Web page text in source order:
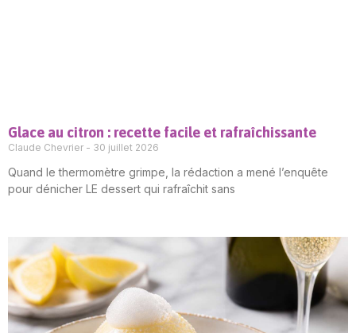
Glace au citron : recette facile et rafraîchissante
Claude Chevrier 30 juillet 2026
Quand le thermomètre grimpe, la rédaction a mené l’enquête
pour dénicher LE dessert qui rafraîchit sans